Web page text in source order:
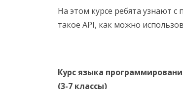
На этом курсе ребята узнают
такое API, как можно
Курс языка
(3-7 классы)